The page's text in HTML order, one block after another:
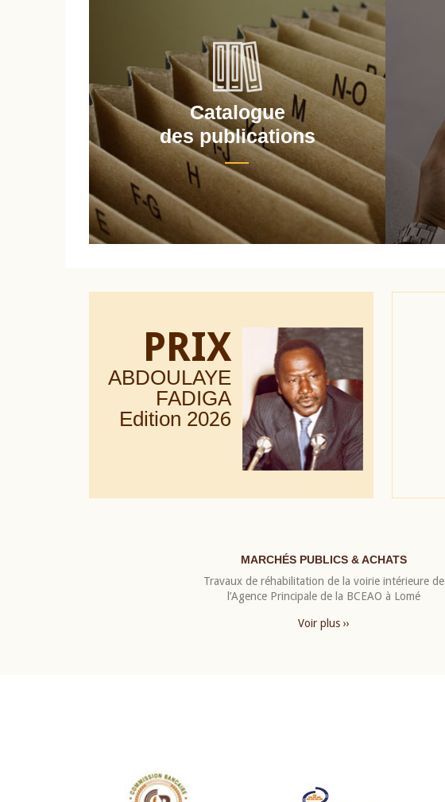
Catalogue
des publications
PRIX
ABDOULAYE
FADIGA
Edition 2026
MARCHÉS PUBLICS & ACHATS
Travaux de réhabilitation de la voirie intérieure de
l’Agence Principale de la BCEAO à Lomé
Voir plus ››